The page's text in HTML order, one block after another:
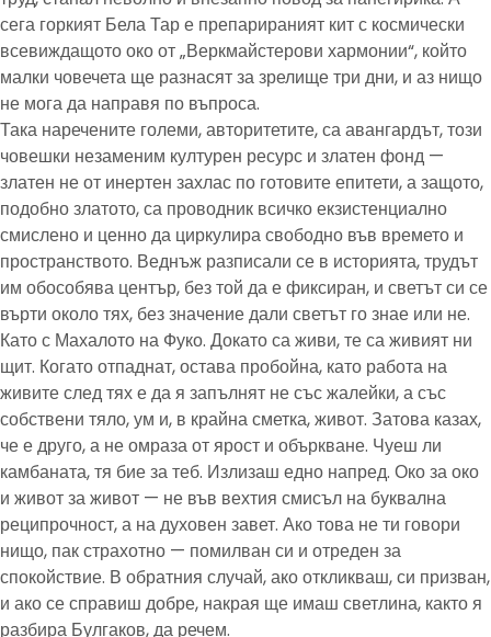
сега горкият Бела Тар е препарираният кит с космически
всевиждащото око от „Веркмайстерови хармонии“, който
малки човечета ще разнасят за зрелище три дни, и аз нищо
не мога да направя по въпроса.
Така наречените големи, авторитетите, са авангардът, този
човешки незаменим културен ресурс и златен фонд —
златен не от инертен захлас по готовите епитети, а защото,
подобно златото, са проводник всичко екзистенциално
смислено и ценно да циркулира свободно във времето и
пространството. Веднъж разписали се в историята, трудът
им обособява център, без той да е фиксиран, и светът си се
върти около тях, без значение дали светът го знае или не.
Като с Махалото на Фуко. Докато са живи, те са живият ни
щит. Когато отпаднат, остава пробойна, като работа на
живите след тях е да я запълнят не със жалейки, а със
собствени тяло, ум и, в крайна сметка, живот. Затова казах,
че е друго, а не омраза от ярост и объркване. Чуеш ли
камбаната, тя бие за теб. Излизаш едно напред. Око за око
и живот за живот — не във вехтия смисъл на буквална
реципрочност, а на духовен завет. Ако това не ти говори
нищо, пак страхотно — помилван си и отреден за
спокойствие. В обратния случай, ако откликваш, си призван,
и ако се справиш добре, накрая ще имаш светлина, както я
разбира Булгаков, да речем.